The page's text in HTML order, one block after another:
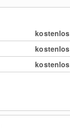
kostenlos
kostenlos
kostenlos